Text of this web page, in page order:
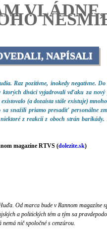
NAPÍSALI
Raz pozitívne, inokedy negatívne. Do
ktorých diváci vyjadrovali vďaku za
(a dozaista stále existuje)
snažili priamo presadiť personálne
z reakcií z oboch strán
magazíne RTVS (dolezite.sk)
Od marca bude v Rannom magazíne
a politických tém a tým sa
nič spoločné s cenzúrou.